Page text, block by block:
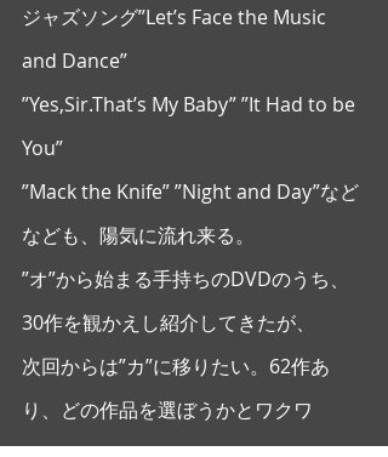
ジャズソング”Let’s Face the Music
and Dance”
”Yes,Sir.That’s My Baby” ”It Had to be
You”
”Mack the Knife” ”Night and Day”など
なども、陽気に流れ来る。
”オ”から始まる手持ちのDVDのうち、
30作を観かえし紹介してきたが、
次回からは”カ”に移りたい。62作あ
り、どの作品を選ぼうかとワクワ